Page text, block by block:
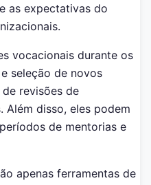
as expectativas do
vocacionais durante os
seleção de novos
revisões de
Além disso, eles podem
de mentorias e
apenas ferramentas de